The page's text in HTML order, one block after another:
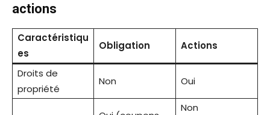
actions
Caractéristiqu
es
Obligation Actions
Droits de
propriété
Non Oui
Non